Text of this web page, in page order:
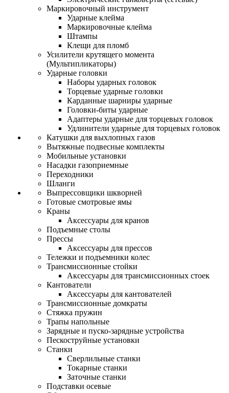
Маркировочный инструмент
Ударные клейма
Маркировочные клейма
Штампы
Клещи для пломб
Усилители крутящего момента
(Мультипликаторы)
Ударные головки
Наборы ударных головок
Торцевые ударные головки
Карданные шарниры ударные
Головки-биты ударные
Адаптеры ударные для торцевых головок
Удлинители ударные для торцевых головок
Катушки для выхлопных газов
Вытяжные подвесные комплекты
Мобильные установки
Насадки газоприемные
Переходники
Шланги
Выпрессовщики шкворней
Готовые смотровые ямы
Краны
Аксессуары для кранов
Подъемные столы
Прессы
Аксессуары для прессов
Тележки и подъемники колес
Трансмиссионные стойки
Аксессуары для трансмиссионных стоек
Кантователи
Аксессуары для кантователей
Трансмиссионные домкраты
Стяжка пружин
Трапы напольные
Зарядные и пуско-зарядные устройства
Пескоструйные установки
Станки
Сверлильные станки
Токарные станки
Заточные станки
Подставки осевые